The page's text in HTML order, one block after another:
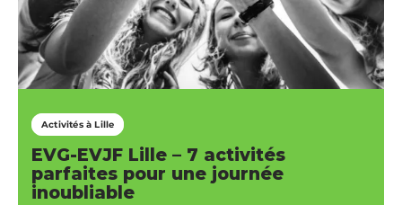
Activités à Lille
EVG-EVJF Lille – 7 activités
parfaites pour une journée
inoubliable